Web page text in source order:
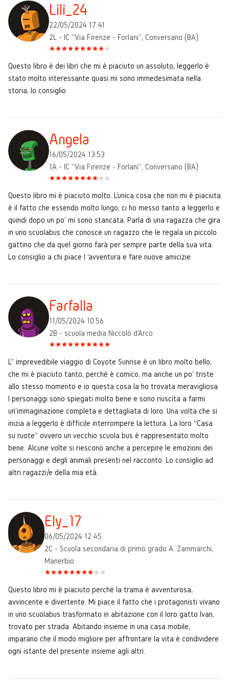
Lili_24
22/05/2024 17:41
2L - IC "Via Firenze - Forlani", Conversano (BA)
Questo libro è dei libri che mi è piaciuto un assoluto, leggerlo è
stato molto interessante quasi mi sono immedesimata nella
storia, lo consiglio
Angela
16/05/2024 13:53
1A - IC "Via Firenze - Forlani", Conversano (BA)
Questo libro mi è piaciuto molto. L'unica cosa che non mi è piaciuta
è il fatto che essendo molto lungo, ci ho messo tanto a leggerlo e
quindi dopo un po' mi sono stancata. Parla di una ragazza che gira
in uno scuolabus che conosce un ragazzo che le regala un piccolo
gattino che da quel giorno farà per sempre parte della sua vita.
Lo consiglio a chi piace l ‘avventura e fare nuove amicizie.
Farfalla
11/05/2024 10:56
2B - scuola media Niccolò d'Arco
L'' imprevedibile viaggio di Coyote Sunrise è un libro molto bello,
che mi è piaciuto tanto, perché è comico, ma anche un po' triste
allo stesso momento e io questa cosa la ho trovata meravigliosa.
I personaggi sono spiegati molto bene e sono riuscita a farmi
un'immaginazione completa e dettagliata di loro. Una volta che si
inizia a leggerlo è difficile interrompere la lettura. La loro “Casa
su ruote” ovvero un vecchio scuola bus è rappresentato molto
bene. Alcune volte si riescono anche a percepire le emozioni dei
personaggi e degli animali presenti nel racconto. Lo consiglio ad
altri ragazzi/e della mia età.
Ely_17
06/05/2024 12:45
2C - Scuola secondaria di primo grado A. Zammarchi,
Manerbio
Questo libro mi è piaciuto perché la trama è avventurosa,
avvincente e divertente. Mi piace il fatto che i protagonisti vivano
in uno scuolabus trasformato in abitazione con il loro gatto Ivan,
trovato per strada. Abitando insieme in una casa mobile,
imparano che il modo migliore per affrontare la vita è condividere
ogni istante del presente insieme agli altri.